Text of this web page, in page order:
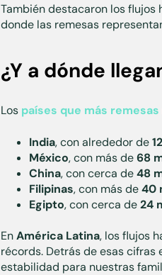
También destacaron los flujos
donde las remesas
¿Y a dónde
Los países que más
India, con alrededor de
México, con más de68
China, con cerca de48
Filipinas, con más de40
Egipto, con cerca de24
EnAmérica Latina, los flujos
récords. Detrás de esas
estabilidad para nuestras